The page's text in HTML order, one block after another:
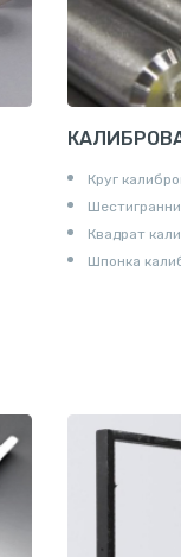
Круг
Квадрат
Шпонка